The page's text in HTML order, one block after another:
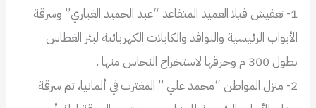
1- تعفيش فيلا العميد المتقاعد “عبد الحميد الغباري” وسرقة
الأبواب الرئيسية والنوافذ والكابلات الكهربائية لبئر الغطاس
بطول 300 م وحرقها لاستخراج النحاس منها .
2- منزل المواطن “محمد علي ” المغترب في ألمانيا، تم سرقة